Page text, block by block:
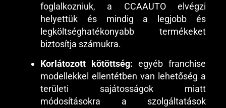
foglalkozniuk, a CCAAUTO elvégzi
helyettük és mindig a legjobb és
legköltséghatékonyabb termékeket
biztosítja számukra.
Korlátozott kötöttség: egyéb franchise
modellekkel ellentétben van lehetőség a
területi sajátosságok miatt
módosításokra a szolgáltatások